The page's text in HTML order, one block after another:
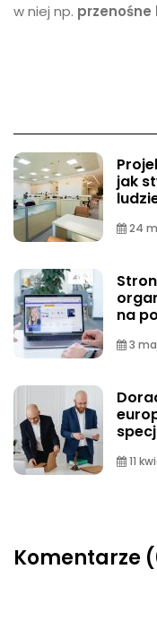
w niej np. przenośne
jak
24
na
3
11
Komentarze